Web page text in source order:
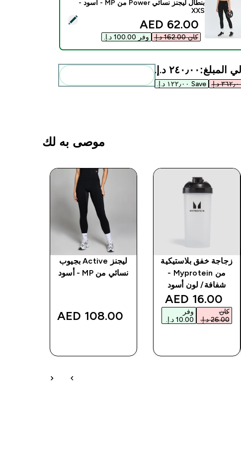
تحديد هذا المنتج - بنطال ليجنز نسائي Power من MP - أسود - XXS
بنطال ليجنز نسائي Power من MP - أسود -
XXS
discounted price
62.00 AED‎
كان ‏162.00 د.إ.‏‎ وفر ‏100.00 د.إ.‏‎
المبلغ: ٢٤٠٫٠٠ د.إ.‏‎
Save ١٢٢٫٠٠ د.إ.‏‎
موصى به لك
زجاجة خفق بلاستيكية
من Myprotein -
شفافة/ لون أسود
discounted price
16.00 AED‎
كان
‏26.00 د.إ.‏‎
وفر
ليجنز Active بجيوب
نسائي من MP - أسود
108.00 AED‎